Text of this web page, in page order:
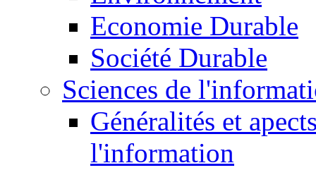
Economie Durable
Société Durable
Sciences de
Généralités et
l'information